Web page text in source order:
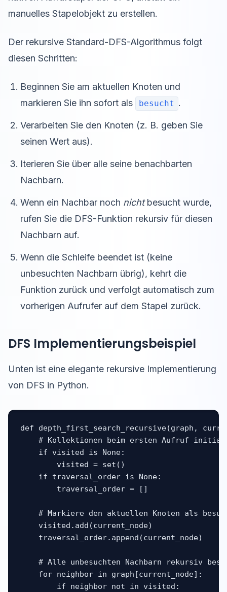
manuelles Stapelobjekt zu erstellen.
Der rekursive Standard-DFS-Algorithmus folgt
diesen Schritten:
Beginnen Sie am aktuellen Knoten und
markieren Sie ihn sofort als
besucht .
Verarbeiten Sie den Knoten (z. B. geben Sie
seinen Wert aus).
Iterieren Sie über alle seine benachbarten
Nachbarn.
Wenn ein Nachbar noch nichtbesucht wurde,
rufen Sie die DFS-Funktion rekursiv für diesen
Nachbarn auf.
Wenn die Schleife beendet ist (keine
unbesuchten Nachbarn übrig), kehrt die
Funktion zurück und verfolgt automatisch zum
vorherigen Aufrufer auf dem Stapel zurück.
DFS Implementierungsbeispiel
Unten ist eine elegante rekursive Implementierung
von DFS in Python.
def depth_first_search_recursive(graph,
# Kollektionen beim ersten Aufruf
    if visited is None:
        visited = set()
    if traversal_order is None:
        traversal_order = []
# Markiere den aktuellen Knoten als
    visited.add(current_node)
    traversal_order.append(current_node)
# Alle unbesuchten Nachbarn rekursiv
    for neighbor in graph[current_node]:
        if neighbor not in visited: